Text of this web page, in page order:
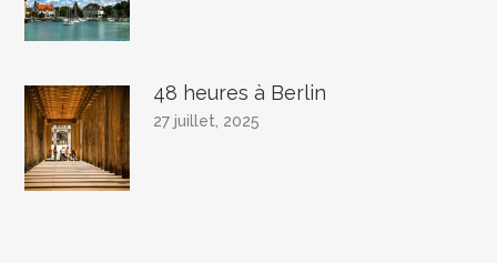
48 heures à Berlin
27 juillet, 2025